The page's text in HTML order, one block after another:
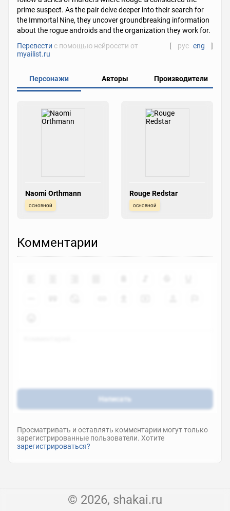
prime suspect. As the pair delve deeper into their search for
the Immortal Nine, they uncover groundbreaking information
about the rogue androids and the organization they work for.
Перевести с помощью нейросети от
myailist.ru
[ рус eng ]
Персонажи Авторы Производители
Naomi Orthmann
основной
Rouge Redstar
основной
Комментарии
Написать
Просматривать и оставлять комментарии могут только
зарегистрированные пользователи. Хотите
зарегистрироваться?
© 2026, shakai.ru